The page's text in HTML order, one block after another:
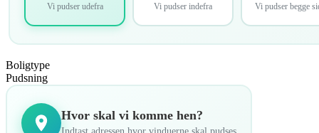
Vi pudser udefra Vi pudser indefra Vi pudser begge
Boligtype
Pudsning
Hvor skal vi komme hen?